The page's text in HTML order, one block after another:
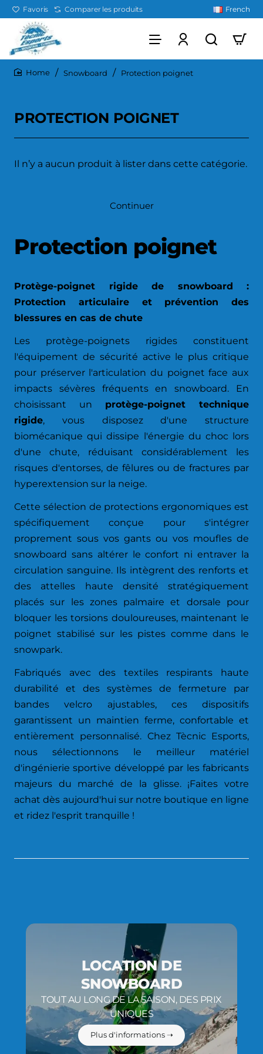
Favoris Comparer les produits French
Snowboard Protection poignet
PROTECTION POIGNET
Protection poignet
Protège-poignet rigide de snowboard :
Protection articulaire et prévention des
blessures en cas de chute
Les protège-poignets rigides constituent
l'équipement de sécurité active le plus critique
pour préserver l'articulation du poignet face aux
impacts sévères fréquents en snowboard. En
choisissant un protège-poignet technique
rigide, vous disposez d'une structure
biomécanique qui dissipe l'énergie du choc lors
d'une chute, réduisant considérablement les
risques d'entorses, de fêlures ou de fractures par
hyperextension sur la neige.
Cette sélection de protections ergonomiques est
spécifiquement conçue pour s'intégrer
proprement sous vos gants ou vos moufles de
snowboard sans altérer le confort ni entraver la
circulation sanguine. Ils intègrent des renforts et
des attelles haute densité stratégiquement
placés sur les zones palmaire et dorsale pour
bloquer les torsions douloureuses, maintenant le
poignet stabilisé sur les pistes comme dans le
snowpark.
Fabriqués avec des textiles respirants haute
durabilité et des systèmes de fermeture par
bandes velcro ajustables, ces dispositifs
garantissent un maintien ferme, confortable et
entièrement personnalisé. Chez Tècnic Esports,
nous sélectionnons le meilleur matériel
d'ingénierie sportive développé par les fabricants
majeurs du marché de la glisse. ¡Faites votre
achat dès aujourd'hui sur notre boutique en ligne
et ridez l'esprit tranquille !
Il n’y a aucun produit à lister dans cette catégorie.
Continuer
LOCATION DE
SNOWBOARD
TOUT AU LONG DE LA SAISON, DES PRIX
UNIQUES
Plus d'informations ➝